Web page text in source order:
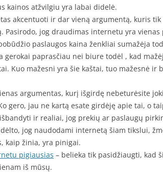
kainos atžvilgiu yra labai didelė.
akcentuoti ir dar vieną argumentą, kuris
Pasirodo, jog draudimas internetu yra
paslaugos kaina ženkliai sumažėja
gerokai paprasčiau nei biure todėl , kad
Kuo mažesni yra šie kaštai, tuo mažesnė ir
argumentas, kurį išgirdę nebeturėsite
gero, jau ne kartą esate girdėję apie tai, o
ir realiai, jog prekių ar paslaugų
jog naudodami internetą šiam tikslui,
kaip žinia, yra pinigai.
pigiausias – belieka tik pasidžiaugti, kad
iš mūsų.